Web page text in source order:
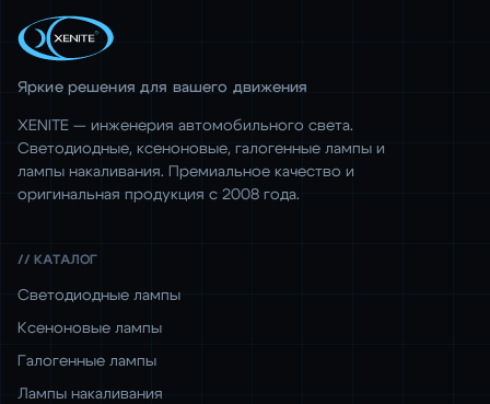
Яркие решения для вашего движения
XENITE — инженерия автомобильного света.
Светодиодные, ксеноновые, галогенные лампы и
лампы накаливания. Премиальное качество и
оригинальная продукция с 2008 года.
// КАТАЛОГ
Светодиодные лампы
Ксеноновые лампы
Галогенные лампы
Лампы накаливания